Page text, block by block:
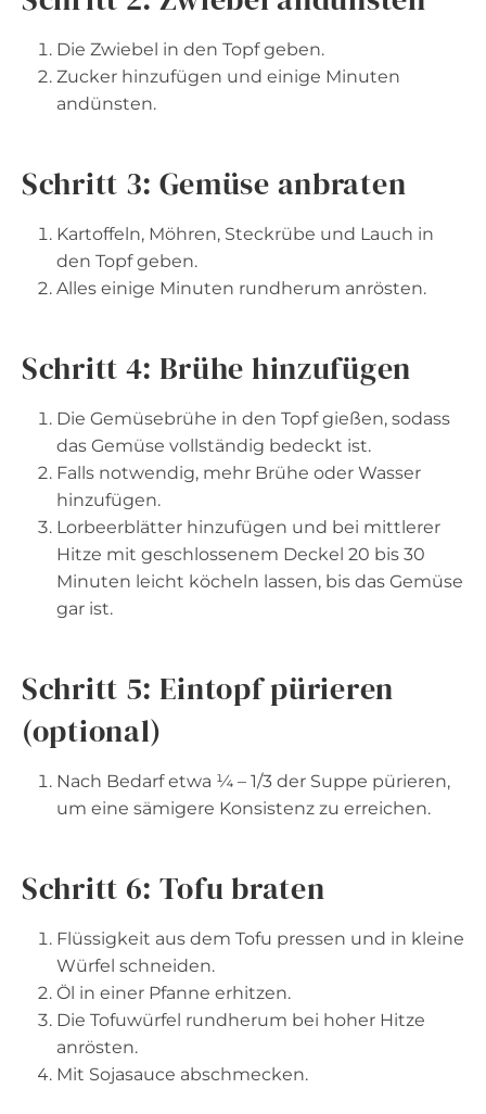
Die Zwiebel in den Topf geben.
Zucker hinzufügen und einige Minuten
andünsten.
Schritt 3: Gemüse anbraten
Kartoffeln, Möhren, Steckrübe und Lauch in
den Topf geben.
Alles einige Minuten rundherum anrösten.
Schritt 4: Brühe hinzufügen
Die Gemüsebrühe in den Topf gießen, sodass
das Gemüse vollständig bedeckt ist.
Falls notwendig, mehr Brühe oder Wasser
hinzufügen.
Lorbeerblätter hinzufügen und bei mittlerer
Hitze mit geschlossenem Deckel 20 bis 30
Minuten leicht köcheln lassen, bis das Gemüse
gar ist.
Schritt 5: Eintopf pürieren
(optional)
Nach Bedarf etwa ¼ – 1/3 der Suppe pürieren,
um eine sämigere Konsistenz zu erreichen.
Schritt 6: Tofu braten
Flüssigkeit aus dem Tofu pressen und in kleine
Würfel schneiden.
Öl in einer Pfanne erhitzen.
Die Tofuwürfel rundherum bei hoher Hitze
anrösten.
Mit Sojasauce abschmecken.